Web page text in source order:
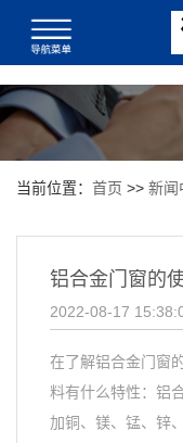
当前位置： 首页 >> 新闻
铝合金门窗的
2022-08-17
在了解铝合金门窗
料有什么特性：铝
加铜、镁、锰、锌